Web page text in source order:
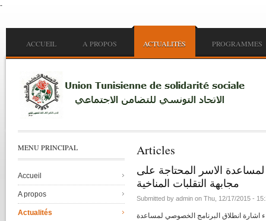
-
Main menu
ACCUEIL A PROPOS ACTUALITÉS PROGRAMMES
Articles
الاسر المحتاجة على
مجابهة التقلبات المناخية
Submitted by admin on Thu, 12/17/2015 -
اشارة انطلاق البرنامج الخصوصي لمساعدة
MENU PRINCIPAL
Accueil
A propos
Actualités